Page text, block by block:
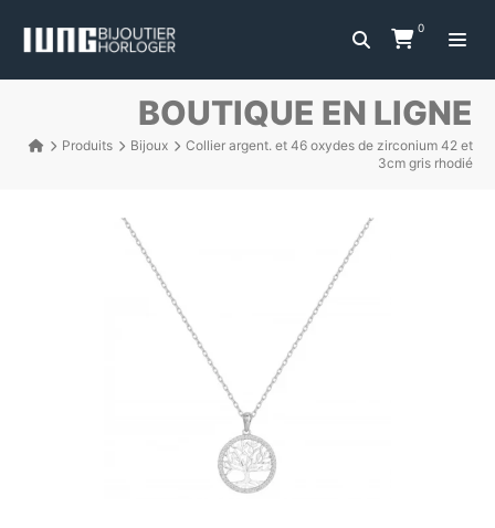
0
BOUTIQUE EN LIGNE
Produits Bijoux
Collier argent. et 46 oxydes de zirconium 42 et
3cm gris rhodié